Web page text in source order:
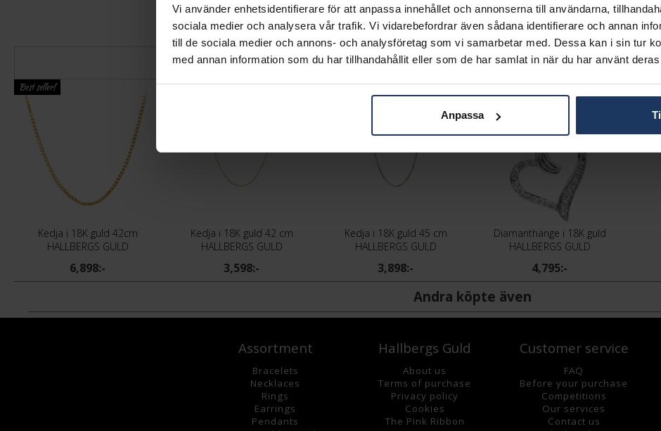
Vi använder enhetsidentifierare för att anpassa innehållet och annonserna till användarna,
sociala medier och analysera vår trafik. Vi vidarebefordrar även sådana identifierare och annan
till de sociala medier och annons- och analysföretag som vi samarbetar med. Dessa kan i sin tur
med annan information som du har tillhandahållit eller som de har samlat in när du har använt
Anpassa
VIKT CA (GRAM)
0,91
TOTAL CARAT
0.050
Matchande produkter och andra varianter
Best seller!
Kedja i 18K guld 42cm
HALLBERGS GULD
6,898:-
Best seller!
Kedja i 18K guld 42 cm
HALLBERGS GULD
3,598:-
Kedja i 18K guld 45 cm
HALLBERGS GULD
3,898:-
Diamanthänge i 18K guld
HALLBERGS GULD
4,795:-
Andra köpte även
Assortment
Bracelets
Necklaces
Rings
Earrings
Pendants
Hallbergs Guld
About us
Terms of purchase
Privacy policy
Cookies
The Pink Ribbon
Customer service
FAQ
Before your purchase
Competitions
Our services
Contact us